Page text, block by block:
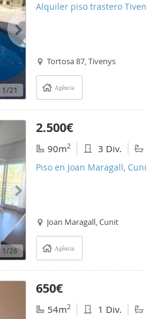
1/21
Alquiler piso trastero
Tortosa 87, Tivenys
Agência
1/26
2.500€
90m2 3 Div.
Piso en Joan Maragall,
Joan Maragall, Cunit
Agência
650€
54m2 1 Div.